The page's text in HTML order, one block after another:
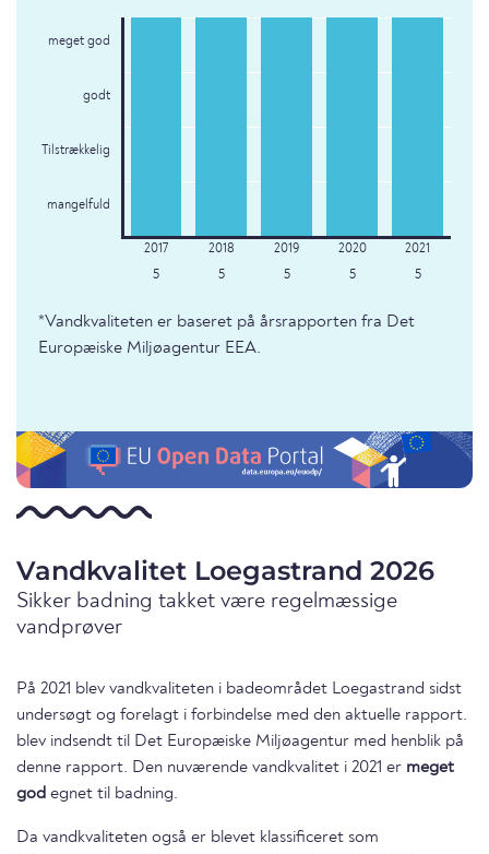
meget god
godt
Tilstrækkelig
mangelfuld
5 5 5 5 5
*Vandkvaliteten er baseret på årsrapporten fra Det
Europæiske Miljøagentur EEA.
Vandkvalitet Loegastrand 2026
Sikker badning takket være regelmæssige
vandprøver
På 2021 blev vandkvaliteten i badeområdet Loegastrand sidst
undersøgt og forelagt i forbindelse med den aktuelle rapport.
blev indsendt til Det Europæiske Miljøagentur med henblik på
denne rapport. Den nuværende vandkvalitet i 2021 er meget
god egnet til badning.
Da vandkvaliteten også er blevet klassificeret som